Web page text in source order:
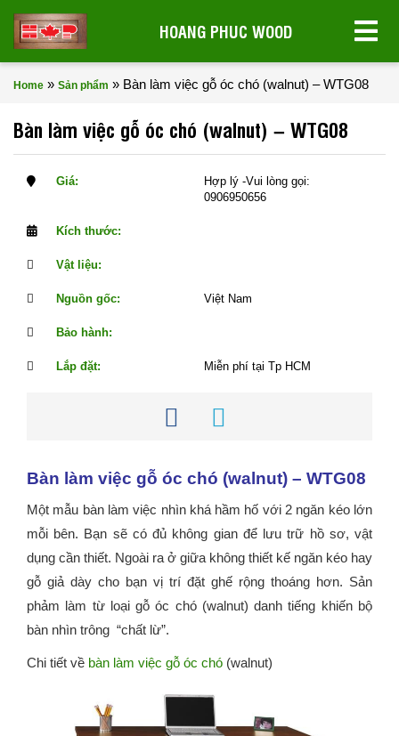
HOANG PHUC WOOD
Home » Sản phẩm » Bàn làm việc gỗ óc chó (walnut) – WTG08
Bàn làm việc gỗ óc chó (walnut) – WTG08
Giá:
Hợp lý -Vui lòng gọi:
0906950656
Kích thước:
Vật liệu:
Nguồn gốc: Việt Nam
Bảo hành:
Lắp đặt: Miễn phí tại Tp HCM
Bàn làm việc gỗ óc chó (walnut) – WTG08
Một mẫu bàn làm việc nhìn khá hầm hố với 2 ngăn kéo lớn
mỗi bên. Bạn sẽ có đủ không gian để lưu trữ hồ sơ, vật
dụng cần thiết. Ngoài ra ở giữa không thiết kế ngăn kéo hay
gỗ giả dày cho bạn vị trí đặt ghế rộng thoáng hơn. Sản
phảm làm từ loại gỗ óc chó (walnut) danh tiếng khiến bộ
bàn nhìn trông “chất lừ”.
Chi tiết về bàn làm việc gỗ óc chó (walnut)